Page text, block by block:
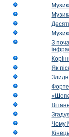
З
Як
Чому